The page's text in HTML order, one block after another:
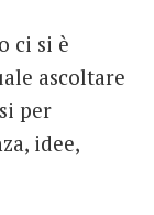
ci si è
ascoltare
per
idee,